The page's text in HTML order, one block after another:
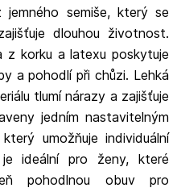
semiše, který se
dlouhou životnost.
z korku a latexu poskytuje
a pohodlí při chůzi. Lehká
tlumí nárazy a zajišťuje
jedním nastavitelným
umožňuje individuální
ideální pro ženy, které
pohodlnou obuv pro